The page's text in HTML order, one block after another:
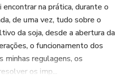
na prática, durante o
de uma vez, tudo sobre o
da soja, desde a abertura da
o funcionamento dos
minhas regulagens, os
os imp...